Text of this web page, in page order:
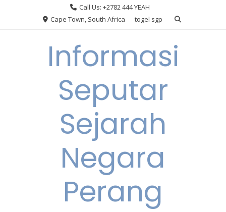
Call Us: +2782 444 YEAH
Cape Town, South Africa
togel sgp
Informasi
Seputar
Sejarah
Negara
Perang